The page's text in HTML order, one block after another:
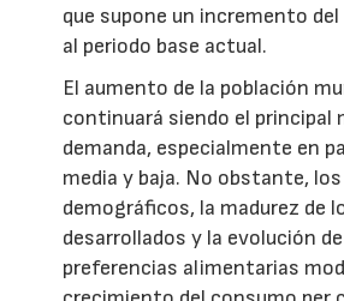
que supone un incremento
al periodo base actual.
El aumento de la población
continuará siendo el principal
demanda, especialmente en
media y baja. No obstante,
demográficos, la madurez de
desarrollados y la evolución
preferencias alimentarias